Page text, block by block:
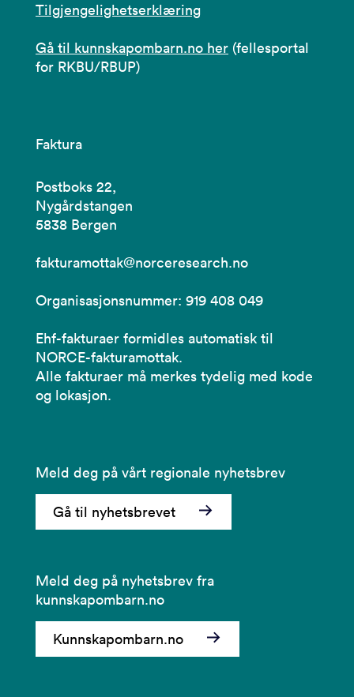
Tilgjengelighetserklæring
Gå til kunnskapombarn.no her (fellesportal
for RKBU/RBUP)
Faktura
Postboks 22,
Nygårdstangen
5838 Bergen
fakturamottak@norceresearch.no
Organisasjonsnummer: 919 408 049
Ehf-fakturaer formidles automatisk til
NORCE-fakturamottak.
Alle fakturaer må merkes tydelig med kode
og lokasjon.
Meld deg på vårt regionale nyhetsbrev
Gå til nyhetsbrevet
Meld deg på nyhetsbrev fra
kunnskapombarn.no
Kunnskapombarn.no